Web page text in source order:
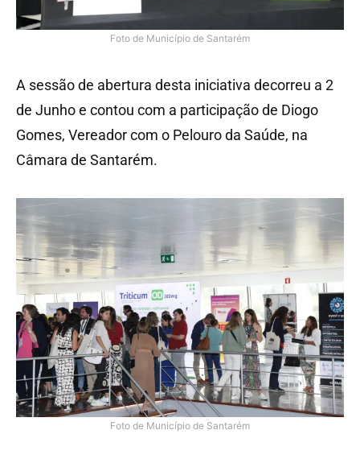
Foto de Município de Santarém
A sessão de abertura desta iniciativa decorreu a 2
de Junho e contou com a participação de Diogo
Gomes, Vereador com o Pelouro da Saúde, na
Câmara de Santarém.
Foto de Município de Santarém